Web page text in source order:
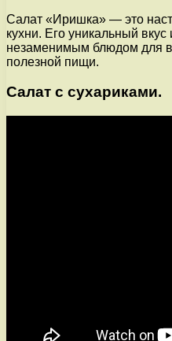
Салат «Иришка» — это
кухни. Его уникальный
незаменимым блюдом для
полезной пищи.
Салат с сухариками.